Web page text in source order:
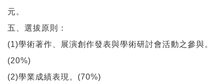
元。
五、選拔原則：
(1)學術著作、展演創作發表與學術研討會活動之參與。
(20%)
(2)學業成績表現。 (70%)